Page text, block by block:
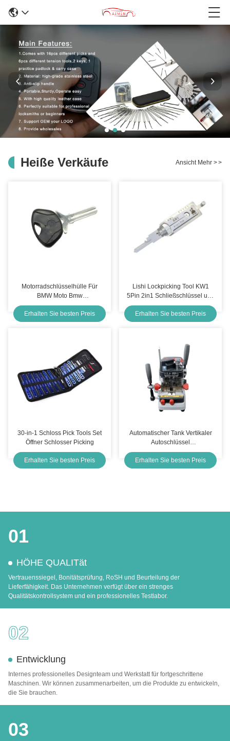
Heiße Verkäufe Ansicht Mehr >>
Motorradschlüsselhülle Für
BMW Moto Bmw
Schlüsselverschluss
Schlüsselhülle Ersatz
Erhalten Sie besten Preis
Lishi Lockpicking Tool KW1
5Pin 2in1 Schließschlüssel und
Decoder Tool
Erhalten Sie besten Preis
30-in-1 Schloss Pick Tools Set
Öffner Schlosser Picking
Erhalten Sie besten Preis
Automatischer Tank Vertikaler
Autoschlüssel
Schneidemaschine
Schlosserwerkzeuge Xhorse
Condox
Erhalten Sie besten Preis
01
HÖHE QUALITät
Vertrauenssiegel, Bonitätsprüfung, RoSH und Beurteilung der
Lieferfähigkeit. Das Unternehmen verfügt über ein strenges
Qualitätskontrollsystem und ein professionelles Testlabor.
02
Entwicklung
Internes professionelles Designteam und Werkstatt für fortgeschrittene
Maschinen. Wir können zusammenarbeiten, um die Produkte zu entwickeln,
die Sie brauchen.
03